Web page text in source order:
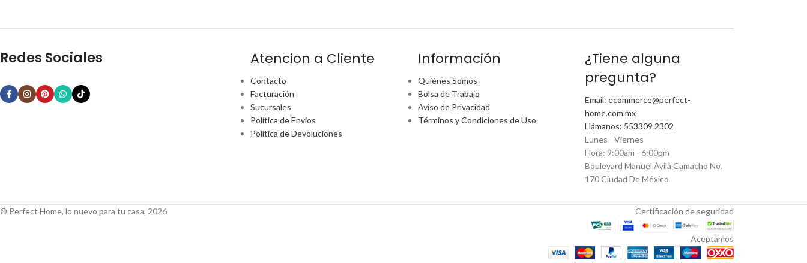
Redes Sociales Atencion a Cliente
Contacto
Facturación
Sucursales
Política de Envíos
Política de Devoluciones
Información
Quiénes Somos
Bolsa de Trabajo
Aviso de Privacidad
Términos y Condiciones de Uso
¿Tiene alguna
pregunta?
Email: ecommerce@perfect-
home.com.mx
Llámanos: 553309 2302
Lunes - Viernes
Hora: 9:00am - 6:00pm
Boulevard Manuel Ávila Camacho No.
170 Ciudad De México
© Perfect Home, lo nuevo para tu casa, 2026 Certificación de seguridad
Aceptamos